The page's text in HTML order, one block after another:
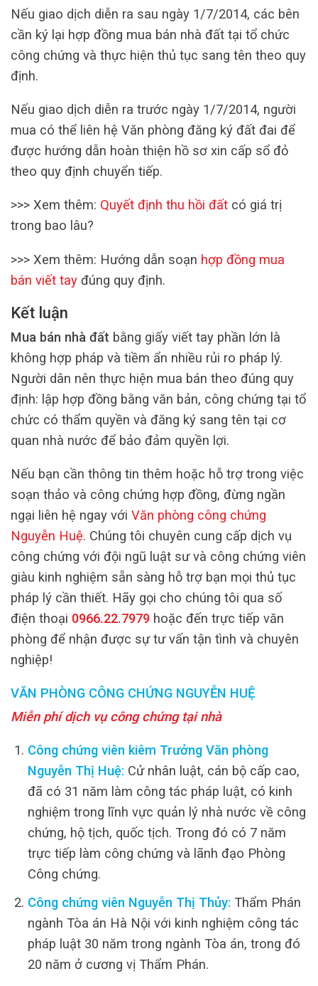
Nếu giao dịch diễn ra sau ngày 1/7/2014, các bên
cần ký lại hợp đồng mua bán nhà đất tại tổ chức
công chứng và thực hiện thủ tục sang tên theo quy
định.
Nếu giao dịch diễn ra trước ngày 1/7/2014, người
mua có thể liên hệ Văn phòng đăng ký đất đai để
được hướng dẫn hoàn thiện hồ sơ xin cấp sổ đỏ
theo quy định chuyển tiếp.
>>> Xem thêm: Quyết định thu hồi đất có giá trị
trong bao lâu?
>>> Xem thêm: Hướng dẫn soạn hợp đồng mua
bán viết tay đúng quy định.
Kết luận
Mua bán nhà đất bằng giấy viết tay phần lớn là
không hợp pháp và tiềm ẩn nhiều rủi ro pháp lý.
Người dân nên thực hiện mua bán theo đúng quy
định: lập hợp đồng bằng văn bản, công chứng tại tổ
chức có thẩm quyền và đăng ký sang tên tại cơ
quan nhà nước để bảo đảm quyền lợi.
Nếu bạn cần thông tin thêm hoặc hỗ trợ trong việc
soạn thảo và công chứng hợp đồng, đừng ngần
ngại liên hệ ngay với Văn phòng công chứng
Nguyễn Huệ. Chúng tôi chuyên cung cấp dịch vụ
công chứng với đội ngũ luật sư và công chứng viên
giàu kinh nghiệm sẵn sàng hỗ trợ bạn mọi thủ tục
pháp lý cần thiết. Hãy gọi cho chúng tôi qua số
điện thoại 0966.22.7979 hoặc đến trực tiếp văn
phòng để nhận được sự tư vấn tận tình và chuyên
nghiệp!
VĂN PHÒNG CÔNG CHỨNG NGUYỄN HUỆ
Miễn phí dịch vụ công chứng tại nhà
Công chứng viên kiêm Trưởng Văn phòng
Nguyễn Thị Huệ: Cử nhân luật, cán bộ cấp cao,
đã có 31 năm làm công tác pháp luật, có kinh
nghiệm trong lĩnh vực quản lý nhà nước về công
chứng, hộ tịch, quốc tịch. Trong đó có 7 năm
trực tiếp làm công chứng và lãnh đạo Phòng
Công chứng.
Công chứng viên Nguyễn Thị Thủy: Thẩm Phán
ngành Tòa án Hà Nội với kinh nghiệm công tác
pháp luật 30 năm trong ngành Tòa án, trong đó
20 năm ở cương vị Thẩm Phán.